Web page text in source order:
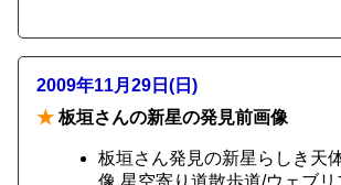
2009年11月29日(日)
★ 板垣さんの新星の発見前画像
板垣さん発見の新星らしき天
像 星空寄り道散歩道/ウェブリ